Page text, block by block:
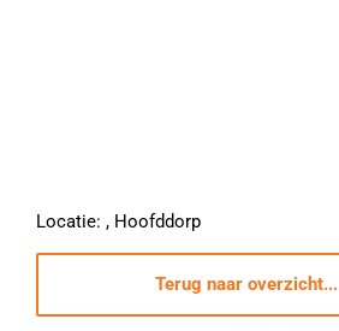
Locatie: , Hoofddorp
Terug naar overzicht...